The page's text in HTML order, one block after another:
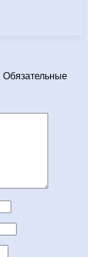
Обязательные